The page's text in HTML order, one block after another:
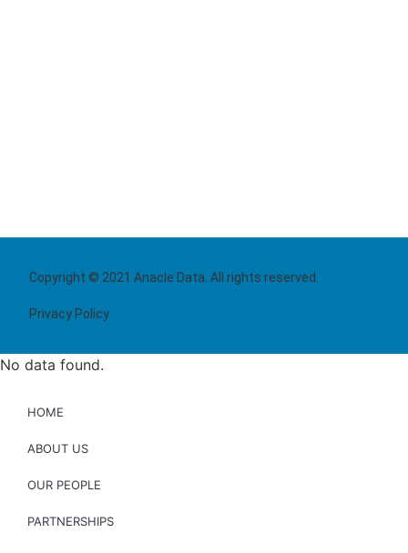
Copyright © 2021 Anacle Data. All rights reserved.
Privacy Policy
No data found.
HOME
ABOUT US
OUR PEOPLE
PARTNERSHIPS